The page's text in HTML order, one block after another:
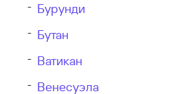
Бурунди
Бутан
Ватикан
Венесуэла